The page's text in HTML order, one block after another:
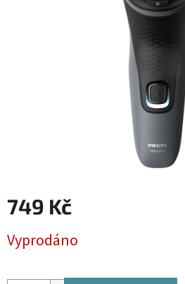
749 Kč
cena:
Vyprodáno